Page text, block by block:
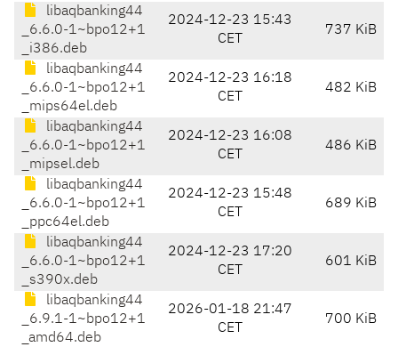
libaqbanking44
_6.6.0-1~bpo12+1
_i386.deb
2024-12-23 15:43
CET
737 KiB
libaqbanking44
_6.6.0-1~bpo12+1
_mips64el.deb
2024-12-23 16:18
CET
482 KiB
libaqbanking44
_6.6.0-1~bpo12+1
_mipsel.deb
2024-12-23 16:08
CET
486 KiB
libaqbanking44
_6.6.0-1~bpo12+1
_ppc64el.deb
2024-12-23 15:48
CET
689 KiB
libaqbanking44
_6.6.0-1~bpo12+1
_s390x.deb
2024-12-23 17:20
CET
601 KiB
libaqbanking44
_6.9.1-1~bpo12+1
_amd64.deb
2026-01-18 21:47
CET
700 KiB